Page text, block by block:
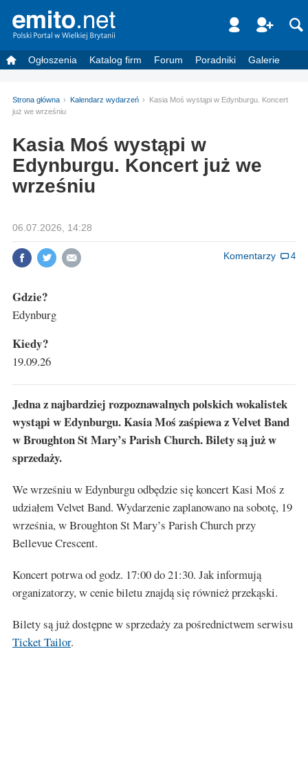
Ogłoszenia Katalog firm Forum Poradniki Galerie
Strona główna Kalendarz wydarzeń
Kasia Moś wystąpi w Edynburgu. Koncert
już we wrześniu
Kasia Moś wystąpi w
Edynburgu. Koncert już we
wrześniu
06.07.2026, 14:28
Komentarzy 4
Gdzie?
Edynburg
Kiedy?
19.09.26
Jedna z najbardziej rozpoznawalnych polskich wokalistek
wystąpi w Edynburgu. Kasia Moś zaśpiewa z Velvet Band
w Broughton St Mary’s Parish Church. Bilety są już w
sprzedaży.
We wrześniu w Edynburgu odbędzie się koncert Kasi Moś z
udziałem Velvet Band. Wydarzenie zaplanowano na sobotę, 19
września, w Broughton St Mary’s Parish Church przy
Bellevue Crescent.
Koncert potrwa od godz. 17:00 do 21:30. Jak informują
organizatorzy, w cenie biletu znajdą się również przekąski.
Bilety są już dostępne w sprzedaży za pośrednictwem serwisu
Ticket Tailor.